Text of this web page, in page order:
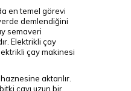
en temel görevi
demlendiğini
semaveri
Elektrikli çay
çay makinesi
aktarılır.
çayı uzun bir